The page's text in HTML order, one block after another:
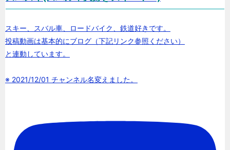
スキー、スバル車、ロードバイク、鉄道好きです。
投稿動画は基本的にブログ（下記リンク参照ください）
と連動しています。
※ 2021/12/01 チャンネル名変えました。